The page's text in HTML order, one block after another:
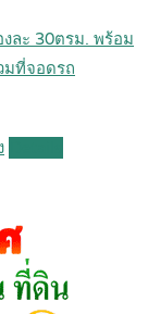
ละ 30ตรม. พร้อม
มที่จอดรถ